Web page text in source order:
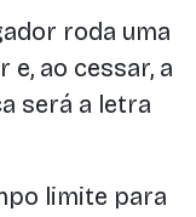
roda uma
ao cessar, a
será a letra
limite para